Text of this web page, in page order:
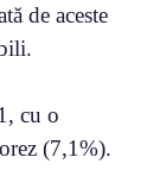
de aceste
cu o
(7,1%).